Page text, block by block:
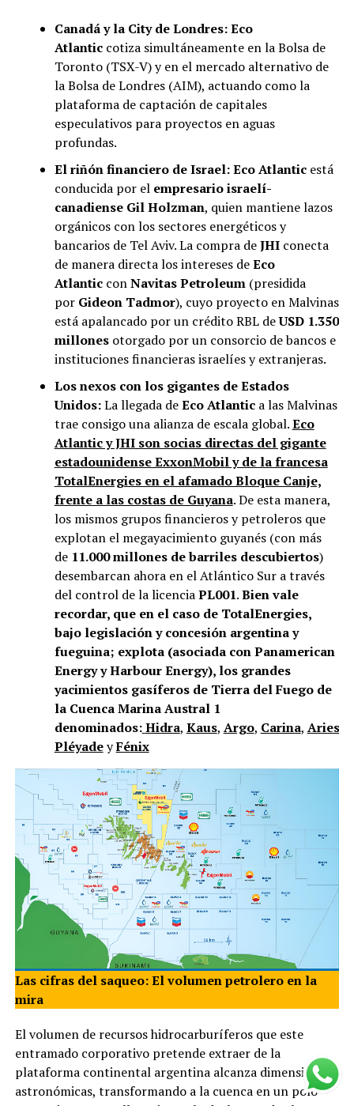
Canadá y la City de Londres:Eco
Atlanticcotiza simultáneamente en la Bolsa de
Toronto (TSX-V) y en el mercado alternativo de
la Bolsa de Londres (AIM), actuando como la
plataforma de captación de capitales
especulativos para proyectos en aguas
profundas.
El riñón financiero de Israel:Eco Atlanticestá
conducida por el empresario israelí-
canadiense Gil Holzman, quien mantiene lazos
orgánicos con los sectores energéticos y
bancarios de Tel Aviv. La compra deJHIconecta
de manera directa los intereses deEco
AtlanticconNavitas Petroleum(presidida
por Gideon Tadmor), cuyo proyecto en Malvinas
está apalancado por un crédito RBL deUSD 1.350
millonesotorgado por un consorcio de bancos e
instituciones financieras israelíes y extranjeras.
Los nexos con los gigantes de Estados
Unidos:La llegada deEco Atlantica las Malvinas
trae consigo una alianza de escala global.Eco
Atlantic y JHI son socias directas del gigante
estadounidense ExxonMobil y de la francesa
TotalEnergies en el afamado Bloque Canje,
frente a las costas de Guyana. De esta manera,
los mismos grupos financieros y petroleros que
explotan el megayacimiento guyanés (con más
de 11.000 millones de barriles descubiertos)
desembarcan ahora en el Atlántico Sur a través
del control de la licenciaPL001.Bien vale
recordar, que en el caso de TotalEnergies,
bajo legislación y concesión argentina y
fueguina; explota (asociada con Panamerican
Energy y Harbour Energy), los grandes
yacimientos gasíferos de Tierra del Fuego de
la Cuenca Marina Austral 1
denominados:Hidra, Kaus, Argo, Carina, Aries
PléyadeyFénix
Las cifras del saqueo: El volumen petrolero en la
mira
El volumen de recursos hidrocarburíferos que este
entramado corporativo pretende extraer de la
plataforma continental argentina alcanza dimensiones
astronómicas, transformando a la cuenca en un polo